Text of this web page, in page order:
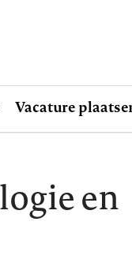
Vacature
en